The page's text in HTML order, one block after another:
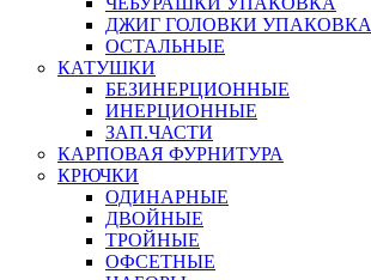
ДЖИГ ГОЛОВКИ УПАКОВКА
ОСТАЛЬНЫЕ
КАТУШКИ
БЕЗИНЕРЦИОННЫЕ
ИНЕРЦИОННЫЕ
ЗАП.ЧАСТИ
КАРПОВАЯ ФУРНИТУРА
КРЮЧКИ
ОДИНАРНЫЕ
ДВОЙНЫЕ
ТРОЙНЫЕ
ОФСЕТНЫЕ